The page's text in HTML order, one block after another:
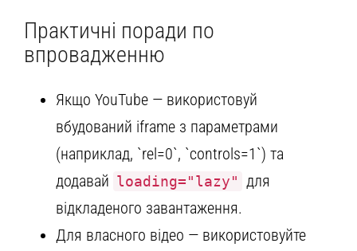
Практичні поради по
впровадженню
Якщо YouTube — використовуй
вбудований iframe з параметрами
(наприклад, `rel=0`, `controls=1`) та
додавай loading="lazy"
для
відкладеного завантаження.
Для власного відео — використовуйте